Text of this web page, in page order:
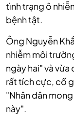
tình trạng ô
bệnh tật.
Ông Nguyễn
nhiễm môi
ngày hai" và
rất tích cực, cố
"Nhân dân
này".